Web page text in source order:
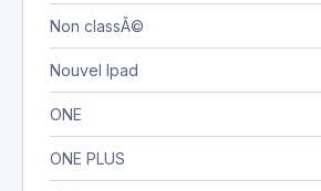
Non classÃ©
Nouvel Ipad
ONE
ONE PLUS